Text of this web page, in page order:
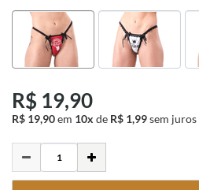
R$ 19,90
R$ 19,90em 10x de R$ 1,99sem juros